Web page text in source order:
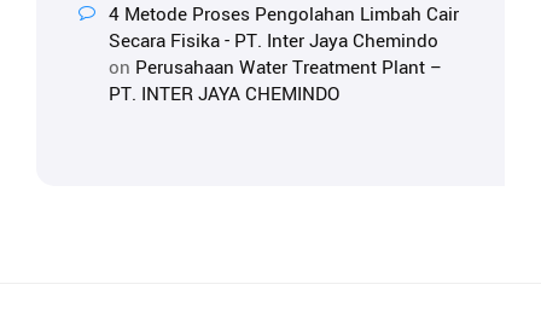
4 Metode Proses Pengolahan Limbah Cair
Secara Fisika - PT. Inter Jaya Chemindo
on Perusahaan Water Treatment Plant –
PT. INTER JAYA CHEMINDO